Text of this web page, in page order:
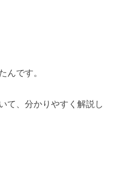
んです。
て、分かりやすく解説し